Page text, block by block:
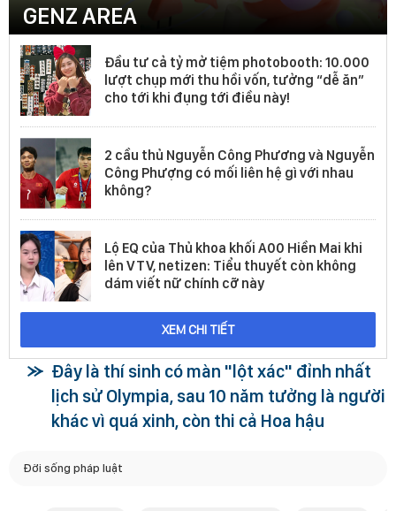
GENZ AREA
Đầu tư cả tỷ mở tiệm photobooth: 10.000
lượt chụp mới thu hồi vốn, tưởng “dễ ăn”
cho tới khi đụng tới điều này!
2 cầu thủ Nguyễn Công Phương và Nguyễn
Công Phượng có mối liên hệ gì với nhau
không?
Lộ EQ của Thủ khoa khối A00 Hiền Mai khi
lên VTV, netizen: Tiểu thuyết còn không
dám viết nữ chính cỡ này
XEM CHI TIẾT
Đây là thí sinh có màn "lột xác" đỉnh nhất
lịch sử Olympia, sau 10 năm tưởng là người
khác vì quá xinh, còn thi cả Hoa hậu
Đời sống pháp luật